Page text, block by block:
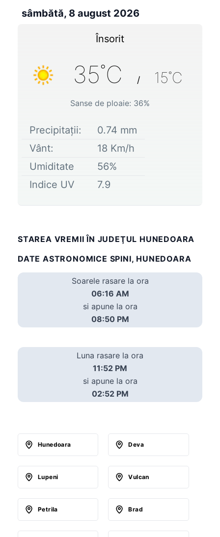
sâmbătă, 8 august 2026
Însorit
35˚C / 15˚C
Sanse de ploaie: 36%
Precipitații: 0.74 mm
Vânt:
18 Km/h
Umiditate
56%
Indice UV
7.9
STAREA VREMII ÎN JUDEŢUL HUNEDOARA
DATE ASTRONOMICE SPINI, HUNEDOARA
Soarele rasare la ora
06:16 AM
si apune la ora
08:50 PM
Luna rasare la ora
11:52 PM
si apune la ora
02:52 PM
Hunedoara Deva
Lupeni Vulcan
Petrila Brad